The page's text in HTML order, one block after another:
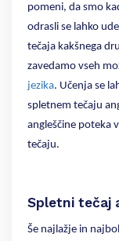
pomeni, da smo
odrasli se lahko
tečaja kakšnega
zavedamo vseh
jezika. Učenja se
spletnem tečaju
angleščine poteka
tečaju.
Spletni tečaj
Še najlažje in